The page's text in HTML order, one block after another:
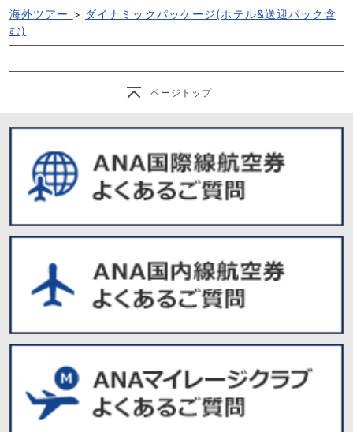
海外ツアー > ダイナミックパッケージ(ホテル&送迎パック含
む)
ページトップ